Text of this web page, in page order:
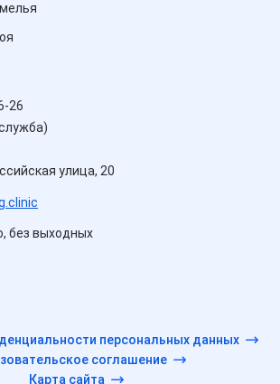
26
улица, 20
без выходных
персональных данных
соглашение
Карта сайта